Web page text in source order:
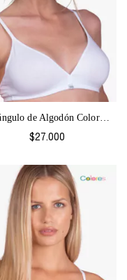
Triángulo de Algodón Colores-1067
$27.000